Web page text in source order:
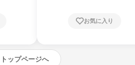
お気に入り
トップページへ